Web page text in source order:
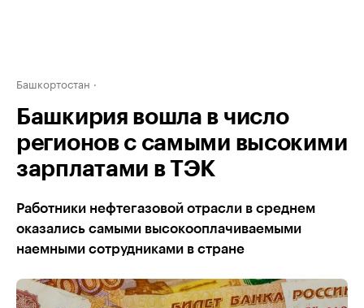
Башкортостан
Башкирия вошла в число
регионов с самыми высокими
зарплатами в ТЭК
Работники нефтегазовой отрасли в среднем
оказались самыми высокооплачиваемыми
наемными сотрудниками в стране